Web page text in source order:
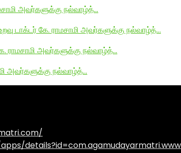
அவர்களுக்கு நல்வாழ்த்…
டாக்டர் கே. ராமசாமி அவர்களுக்கு நல்வாழ்த்…
ராமசாமி அவர்களுக்கு நல்வாழ்த்…
அவர்களுக்கு நல்வாழ்த்…
details?id=com.agamudayarmatri.www